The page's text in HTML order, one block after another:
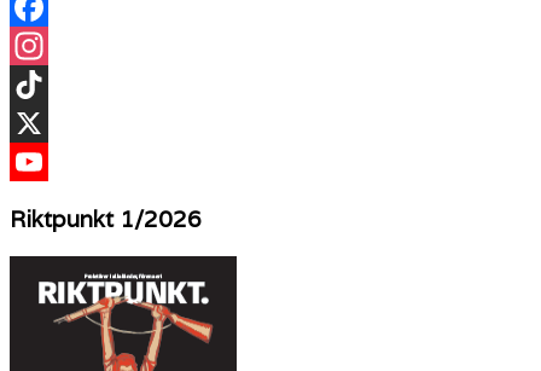
Facebook
Instagram
TikTok
X
Riktpunkt 1/2026